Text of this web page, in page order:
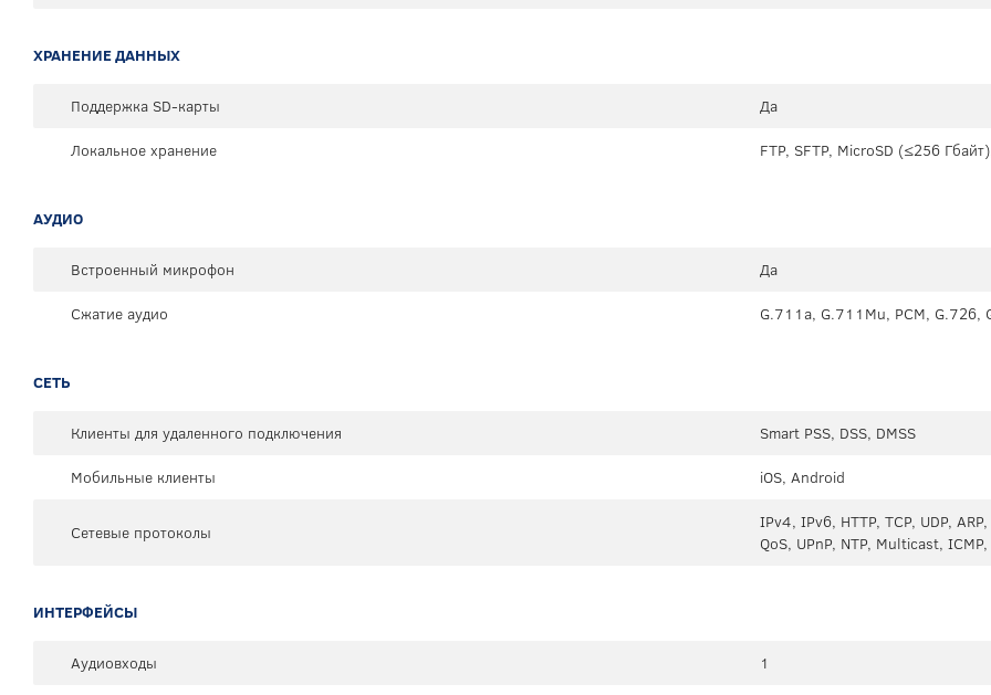
ХРАНЕНИЕ ДАННЫХ
Поддержка SD-карты
Да
Локальное хранение
FTP, SFTP, MicroSD (≤256
АУДИО
Встроенный микрофон
Да
Сжатие аудио
G.711a, G.711Mu, PCM, G.726,
СЕТЬ
Клиенты для удаленного подключения
Smart PSS, DSS, DMSS
Мобильные клиенты
iOS, Android
Сетевые протоколы
IPv4, IPv6, HTTP, TCP, UDP, ARP,
QoS, UPnP, NTP, Multicast,
ИНТЕРФЕЙСЫ
Аудиовходы
1